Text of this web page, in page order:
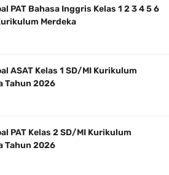
PAT Bahasa Inggris Kelas 1 2 3 4 5 6
Merdeka
ASAT Kelas 1 SD/MI Kurikulum
Tahun 2026
PAT Kelas 2 SD/MI Kurikulum
Tahun 2026